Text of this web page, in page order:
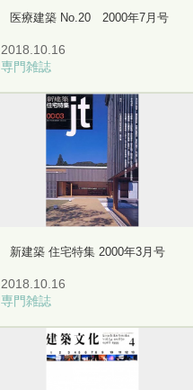
医療建築 No.20 2000年7月号
2018.10.16
専門雑誌
新建築 住宅特集 2000年3月号
2018.10.16
専門雑誌